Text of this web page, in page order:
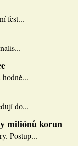
fest...
do...
miliónů korun
Postup...